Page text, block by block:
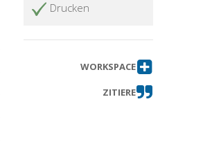
Drucken
WORKSPACE
ZITIERE